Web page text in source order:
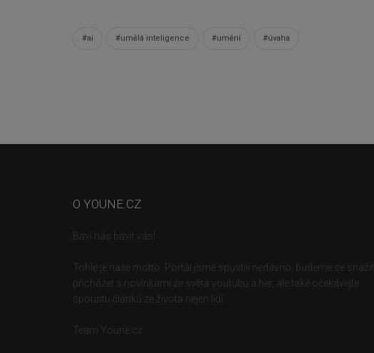
#ai #umělá inteligence #umění #úvaha
O YOUNE.CZ
Baví nás bavit vás!
Tohle je naše motto. Portál jsme spustili nedávno, budeme se snažit
přicházet s novinkami ze světa youtubu a her, ale také očekávejte
spoustu článků ze života nejen lidí.
Team Youne.cz